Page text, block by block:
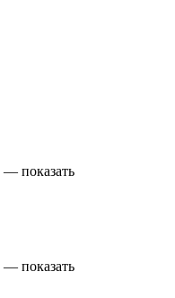
— показать
— показать